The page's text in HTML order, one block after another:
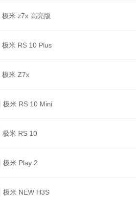
极米 z7x 高亮版
极米 RS 10 Plus
极米 Z7x
极米 RS 10 Mini
极米 RS 10
极米 Play 2
极米 NEW H3S